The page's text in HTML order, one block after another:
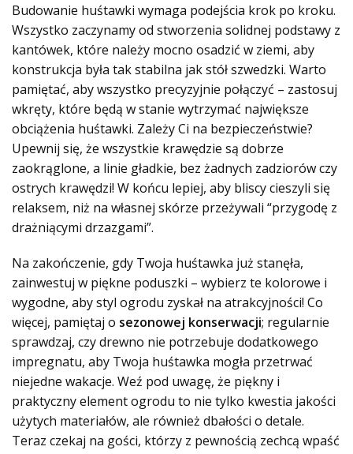
Budowanie huśtawki wymaga podejścia krok po kroku.
Wszystko zaczynamy od stworzenia solidnej podstawy z
kantówek, które należy mocno osadzić w ziemi, aby
konstrukcja była tak stabilna jak stół szwedzki. Warto
pamiętać, aby wszystko precyzyjnie połączyć – zastosuj
wkręty, które będą w stanie wytrzymać największe
obciążenia huśtawki. Zależy Ci na bezpieczeństwie?
Upewnij się, że wszystkie krawędzie są dobrze
zaokrąglone, a linie gładkie, bez żadnych zadziorów czy
ostrych krawędzi! W końcu lepiej, aby bliscy cieszyli się
relaksem, niż na własnej skórze przeżywali “przygodę z
drażniącymi drzazgami”.
Na zakończenie, gdy Twoja huśtawka już stanęła,
zainwestuj w piękne poduszki – wybierz te kolorowe i
wygodne, aby styl ogrodu zyskał na atrakcyjności! Co
więcej, pamiętaj o sezonowej konserwacji; regularnie
sprawdzaj, czy drewno nie potrzebuje dodatkowego
impregnatu, aby Twoja huśtawka mogła przetrwać
niejedne wakacje. Weź pod uwagę, że piękny i
praktyczny element ogrodu to nie tylko kwestia jakości
użytych materiałów, ale również dbałości o detale.
Teraz czekaj na gości, którzy z pewnością zechcą wpaść